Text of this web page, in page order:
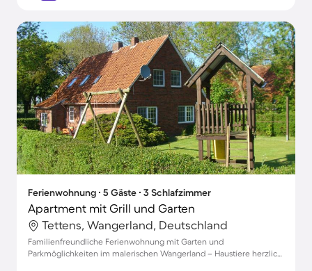
Ferienwohnung ∙ 5 Gäste ∙ 3 Schlafzimmer
Apartment mit Grill und Garten
Tettens, Wangerland, Deutschland
Familienfreundliche Ferienwohnung mit Garten und
Parkmöglichkeiten im malerischen Wangerland – Haustiere herzlich